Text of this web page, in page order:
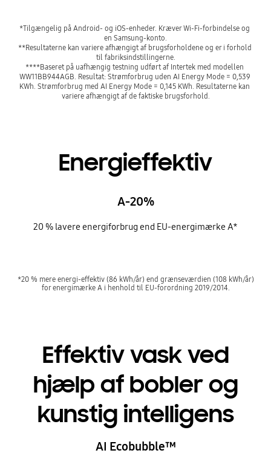
*Tilgængelig på Android- og iOS-enheder. Kræver Wi-Fi-forbindelse og
en Samsung-konto.
**Resultaterne kan variere afhængigt af brugsforholdene og er i forhold
til fabriksindstillingerne.
****Baseret på uafhængig testning udført af Intertek med modellen
WW11BB944AGB. Resultat: Strømforbrug uden AI Energy Mode = 0,539
KWh. Strømforbrug med AI Energy Mode = 0,145 KWh. Resultaterne kan
variere afhængigt af de faktiske brugsforhold.
Energieffektiv
A-20%
20 % lavere energiforbrug end EU-energimærke A*
*20 % mere energi-effektiv (86 kWh/år) end grænseværdien (108 kWh/år)
for energimærke A i henhold til EU-forordning 2019/2014.
Effektiv vask ved
hjælp af bobler og
kunstig intelligens
AI Ecobubble™